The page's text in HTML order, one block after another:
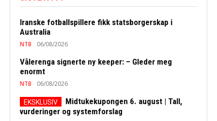
Iranske fotballspillere fikk statsborgerskap i
Australia
NTB 06/08/2026
Vålerenga signerte ny keeper: – Gleder meg
enormt
NTB 06/08/2026
Midtukekupongen 6. august | Tall,
vurderinger og systemforslag